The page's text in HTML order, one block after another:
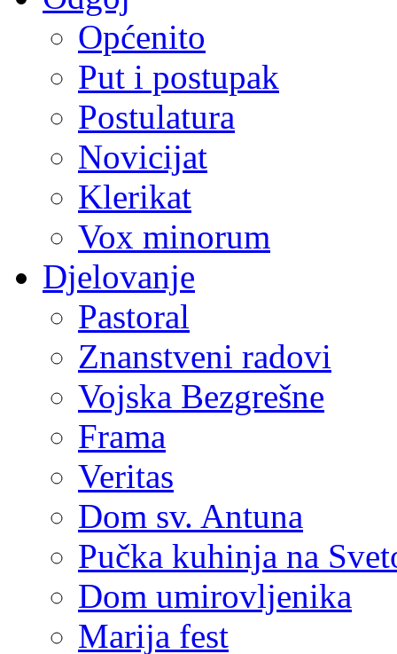
Općenito
Put i postupak
Postulatura
Novicijat
Klerikat
Vox minorum
Djelovanje
Pastoral
Znanstveni radovi
Vojska Bezgrešne
Frama
Veritas
Dom sv. Antuna
Pučka kuhinja na
Dom umirovljenika
Marija fest